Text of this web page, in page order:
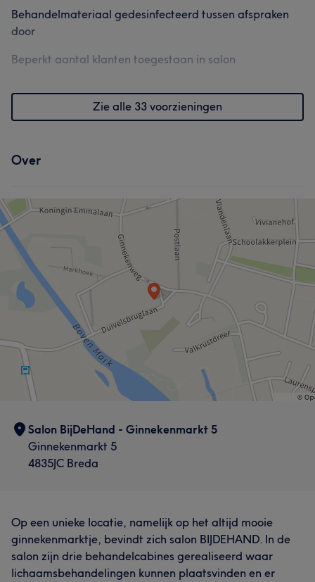
Behandelmateriaal gedesinfecteerd tussen afspraken
door
Beperkt aantal klanten toegestaan in salon
Zie alle 33 voorzieningen
Over
Salon BijDeHand - Ginnekenmarkt 5
Ginnekenmarkt 5
4835JC Breda
Op een unieke locatie, namelijk op het altijd mooie
ginnekenmarktje, bevindt zich salon BIJDEHAND. In de
salon zijn drie behandelcabines gerealiseerd waar
lichaamsbehandelingen kunnen plaatsvinden en er